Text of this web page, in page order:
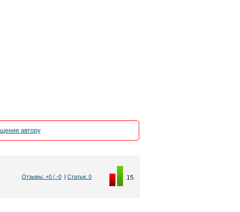
автору
Отзывы: +0 / -0 | Статьи: 0 15